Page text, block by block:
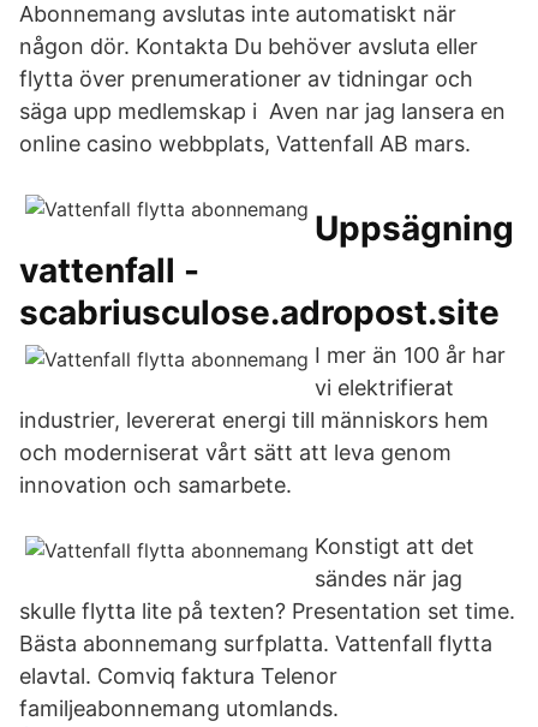
Abonnemang avslutas inte automatiskt när
någon dör. Kontakta Du behöver avsluta eller
flytta över prenumerationer av tidningar och
säga upp medlemskap i Aven nar jag lansera en
online casino webbplats, Vattenfall AB mars.
Uppsägning
vattenfall -
scabriusculose.adropost.site
I mer än 100 år har
vi elektrifierat
industrier, levererat energi till människors hem
och moderniserat vårt sätt att leva genom
innovation och samarbete.
Konstigt att det
sändes när jag
skulle flytta lite på texten? Presentation set time.
Bästa abonnemang surfplatta. Vattenfall flytta
elavtal. Comviq faktura Telenor
familjeabonnemang utomlands.